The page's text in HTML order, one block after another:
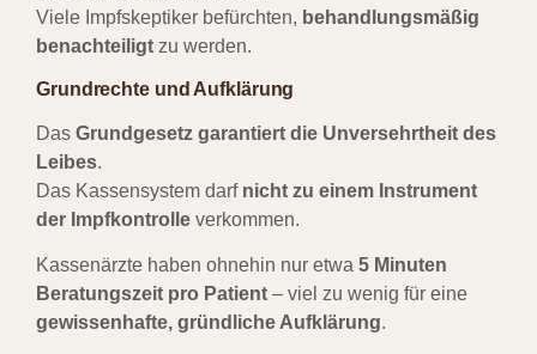
Viele Impfskeptiker befürchten, behandlungsmäßig
benachteiligt zu werden.
Grundrechte und Aufklärung
Das Grundgesetz garantiert die Unversehrtheit des
Leibes.
Das Kassensystem darf nicht zu einem Instrument
der Impfkontrolle verkommen.
Kassenärzte haben ohnehin nur etwa 5 Minuten
Beratungszeit pro Patient – viel zu wenig für eine
gewissenhafte, gründliche Aufklärung.